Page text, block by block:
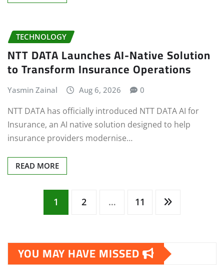
TECHNOLOGY
NTT DATA Launches AI-Native Solution
to Transform Insurance Operations
Yasmin Zainal Aug 6, 2026 0
NTT DATA has officially introduced NTT DATA AI for
Insurance, an AI native solution designed to help
insurance providers modernise…
READ MORE
Posts
pagination
1 2 … 11
YOU MAY HAVE MISSED